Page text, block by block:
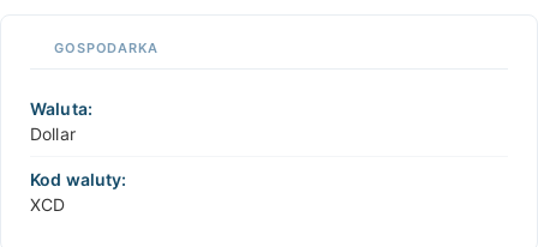
GOSPODARKA
Waluta:
Dollar
Kod waluty:
XCD